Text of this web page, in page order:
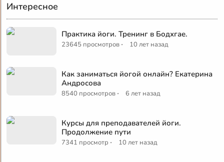
Интересное
Практика йоги. Тренинг в Бодхгае.
23645 просмотров · 10 лет назад
Как заниматься йогой онлайн? Екатерина
Андросова
8540 просмотров · 6 лет назад
Курсы для преподавателей йоги.
Продолжение пути
7341 просмотр · 10 лет назад